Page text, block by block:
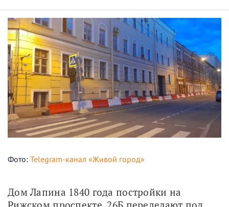
Фото: Telegram-канал «Живой город»
Дом Лапина 1840 года постройки на